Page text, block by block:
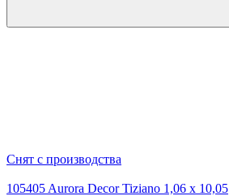
Снят с производства
105405 Aurora Decor Tiziano 1,06 х 10,05